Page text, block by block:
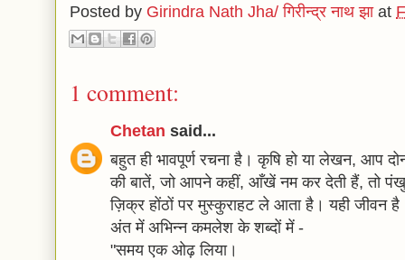
Posted by Girindra Nath Jha/ गिरीन्द्र नाथ झा at
1 comment:
Chetan said...
बहुत ही भावपूर्ण रचना है। कृषि हो या लेखन, आप
की बातें, जो आपने कहीं, आँखें नम कर देती हैं, तो
ज़िक्र होंठों पर मुस्कुराहट ले आता है। यही जीवन
अंत में अभिन्न कमलेश के शब्दों में -
"समय एक ओढ़ लिया।